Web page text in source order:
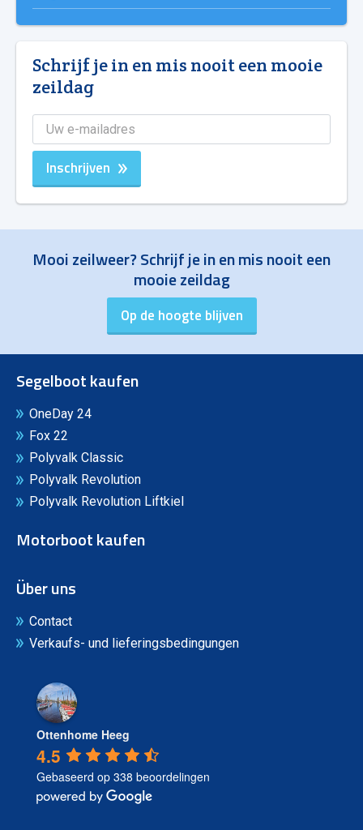
Schrijf je in en mis nooit een mooie
zeildag
Inschrijven
Mooi zeilweer? Schrijf je in en mis nooit een
mooie zeildag
Segelboot kaufen
OneDay 24
Fox 22
Polyvalk Classic
Polyvalk Revolution
Polyvalk Revolution Liftkiel
Motorboot kaufen
Über uns
Contact
Verkaufs- und lieferingsbedingungen
Ottenhome Heeg
4.5
Gebaseerd op 338 beoordelingen